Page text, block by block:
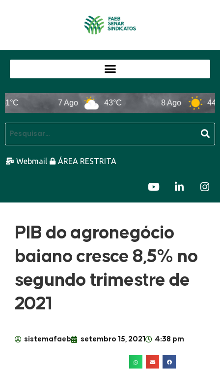
7 Ago 43°C 8 Ago 44°C
Webmail ÁREA RESTRITA
PIB do agronegócio
baiano cresce 8,5% no
segundo trimestre de
2021
sistemafaeb setembro 15, 2021 4:38 pm